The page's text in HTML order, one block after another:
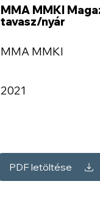
MMA MMKI
tavasz/nyár
MMA MMKI
2021
PDF letöltése